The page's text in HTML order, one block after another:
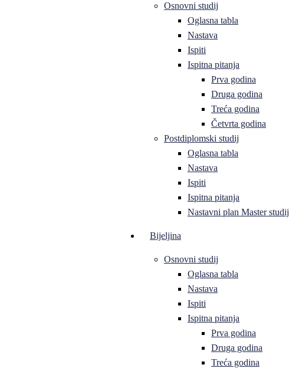
Osnovni studij
Oglasna tabla
Nastava
Ispiti
Ispitna pitanja
Prva godina
Druga godina
Treća godina
Četvrta godina
Postdiplomski studij
Oglasna tabla
Nastava
Ispiti
Ispitna pitanja
Nastavni plan Master studij
Bijeljina
Osnovni studij
Oglasna tabla
Nastava
Ispiti
Ispitna pitanja
Prva godina
Druga godina
Treća godina